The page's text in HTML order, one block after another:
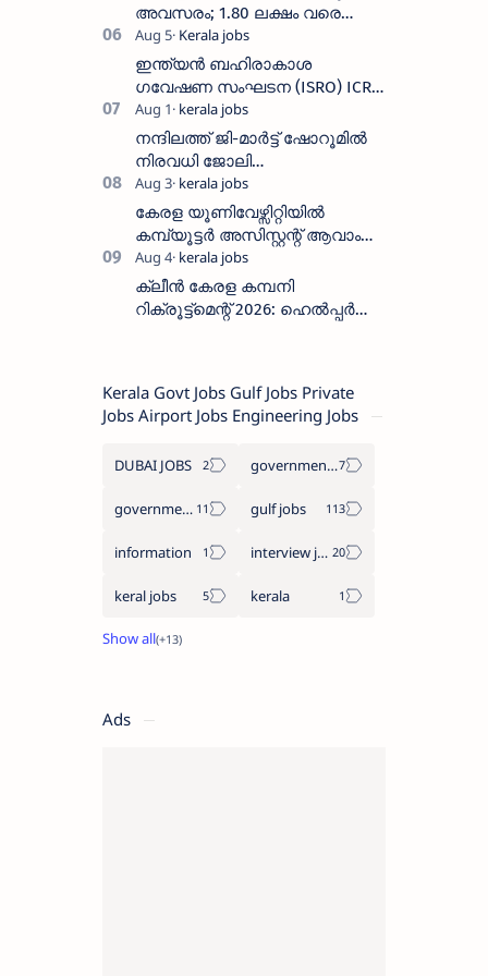
തീയതി സെപ്റ്റംബർ 7
അവസരം; 1.80 ലക്ഷം വരെ
ശമ്പളം വാങ്ങാം, യോഗ്യത
അറിയാം
ഇന്ത്യൻ ബഹിരാകാശ
ഗവേഷണ സംഘടന (ISRO) ICRB
യിൽ ജോലി അവസരം :ശമ്പളം
25, 500 രൂപ മുതൽ
നന്ദിലത്ത് ജി-മാർട്ട് ഷോറൂമിൽ
നിരവധി ജോലി
ഒഴിവുകൾ|Nandilath G-Mart
Showroom vacancies 2026
കേരള യൂണിവേഴ്സിറ്റിയിൽ
കമ്പ്യൂട്ടർ അസിസ്റ്റന്റ് ആവാം
:അവസാന തീയതി: ഓഗസ്റ്റ് 5 ന്
ക്ലീൻ കേരള കമ്പനി
റിക്രൂട്ട്മെന്റ് 2026: ഹെൽപ്പർ
Kerala Govt Jobs Gulf Jobs Private
Jobs Airport Jobs Engineering Jobs
DUBAI JOBS government information
government jobs gulf jobs
information interview jobs
keral jobs kerala
Ads